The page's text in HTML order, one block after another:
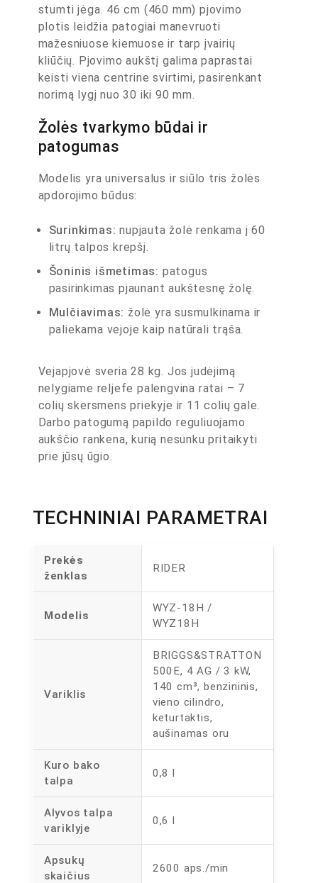
stumti jėga. 46 cm (460 mm) pjovimo
plotis leidžia patogiai manevruoti
mažesniuose kiemuose ir tarp įvairių
kliūčių. Pjovimo aukštį galima paprastai
keisti viena centrine svirtimi, pasirenkant
norimą lygį nuo 30 iki 90 mm.
Žolės tvarkymo būdai ir
patogumas
Modelis yra universalus ir siūlo tris žolės
apdorojimo būdus:
Surinkimas: nupjauta žolė renkama į 60
litrų talpos krepšį.
Šoninis išmetimas: patogus
pasirinkimas pjaunant aukštesnę žolę.
Mulčiavimas: žolė yra susmulkinama ir
paliekama vejoje kaip natūrali trąša.
Vejapjovė sveria 28 kg. Jos judėjimą
nelygiame reljefe palengvina ratai – 7
colių skersmens priekyje ir 11 colių gale.
Darbo patogumą papildo reguliuojamo
aukščio rankena, kurią nesunku pritaikyti
prie jūsų ūgio.
TECHNINIAI PARAMETRAI
Prekės
ženklas
RIDER
Modelis
WYZ-18H /
WYZ18H
Variklis
BRIGGS&STRATTON
500E, 4 AG / 3 kW,
140 cm³, benzininis,
vieno cilindro,
keturtaktis,
aušinamas oru
Kuro bako
talpa
0,8 l
Alyvos talpa
variklyje
0,6 l
Apsukų
skaičius
2600 aps./min